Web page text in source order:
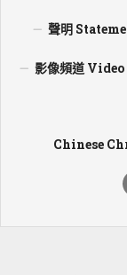
聲明
影像頻道 Video
Chinese